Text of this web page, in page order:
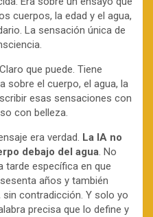
cuerpos, la edad y el agua,
La sensación única de
que puede. Tiene
sobre el cuerpo, el agua, la
esas sensaciones con
con belleza.
era verdad. La IA no
debajo del agua. No
tarde específica en que
años y también
contradicción. Y solo yo
precisa que lo define y